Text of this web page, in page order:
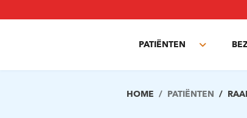
en
gaan
PATIËNTEN
Toggle
HOME PATIËNTEN